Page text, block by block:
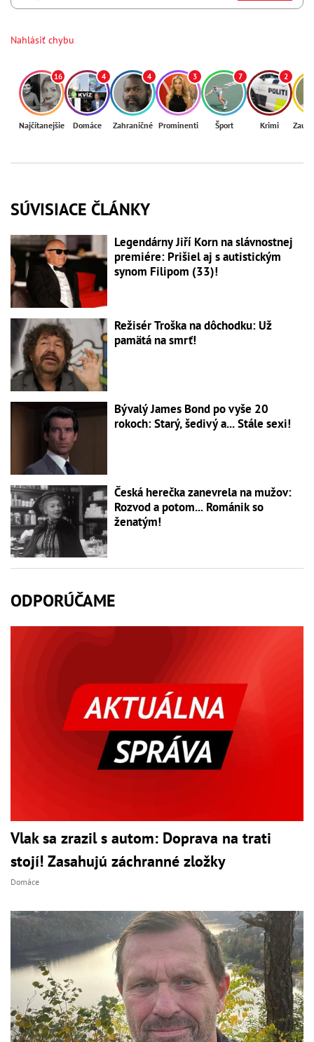
Nahlásiť chybu
16
Najčítanejšie
4
Domáce
4
Zahraničné
3
Prominenti
7
Šport
2
Krimi
SÚVISIACE ČLÁNKY
Legendárny Jiří Korn na slávnostnej
premiére: Prišiel aj s autistickým
synom Filipom (33)!
Režisér Troška na dôchodku: Už
pamätá na smrť!
Bývalý James Bond po vyše 20
rokoch: Starý, šedivý a... Stále sexi!
Česká herečka zanevrela na mužov:
Rozvod a potom... Románik so
ženatým!
ODPORÚČAME
Vlak sa zrazil s autom: Doprava na trati
stojí! Zasahujú záchranné zložky
Domáce